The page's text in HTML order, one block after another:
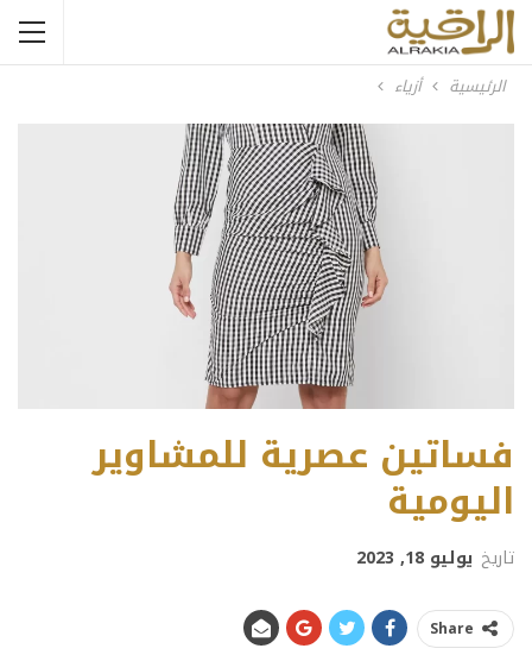
الرئيسية أزياء
فساتين عصرية للمشاوير
اليومية
تاريخ يوليو 18, 2023
Share